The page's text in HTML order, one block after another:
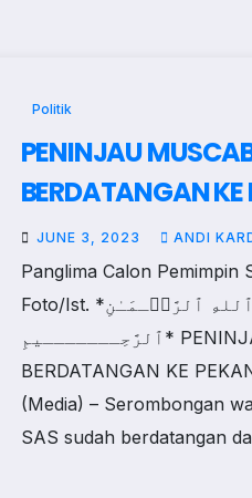
Politik
PENINJAU
BERDATANGAN KE
JUNE 3, 2023 ANDI
Panglima Calon Pemimpin
Foto/Ist. *‎بِسۡـــــــــمِ ٱللهِ ٱلرَّحۡـمَـٰنِ
ٱلرَّحِـــــــيمِ* PENINJAU MUSCAB SAS
BERDATANGAN KE
(Media) – Serombongan
SAS sudah berdatangan